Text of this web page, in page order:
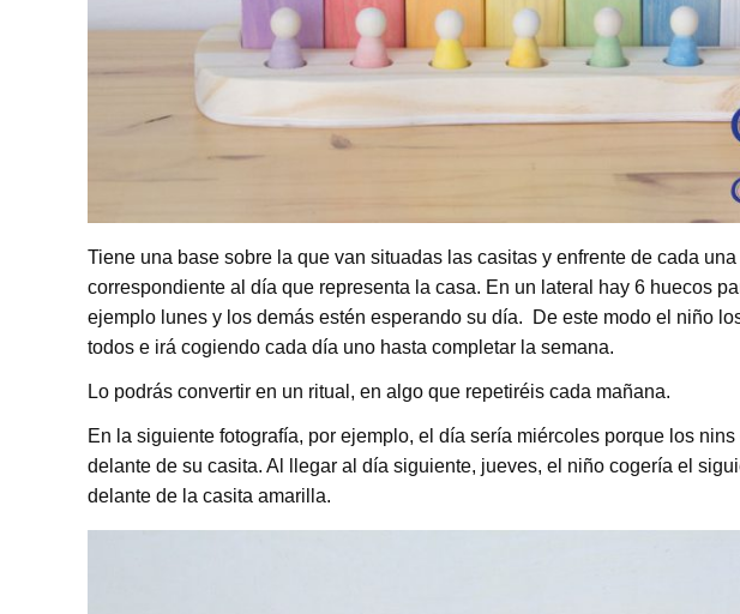
Tiene una base sobre la que van situadas las casitas y enfrente de cada
correspondiente al día que representa la casa. En un lateral hay 6 huecos
ejemplo lunes y los demás estén esperando su día. De este modo el niño
todos e irá cogiendo cada día uno hasta completar la semana.
Lo podrás convertir en un ritual, en algo que repetiréis cada mañana.
En la siguiente fotografía, por ejemplo, el día sería miércoles porque los
delante de su casita. Al llegar al día siguiente, jueves, el niño cogería el
delante de la casita amarilla.